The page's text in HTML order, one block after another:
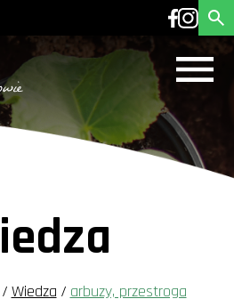
/ Wiedza / arbuzy, przestroga